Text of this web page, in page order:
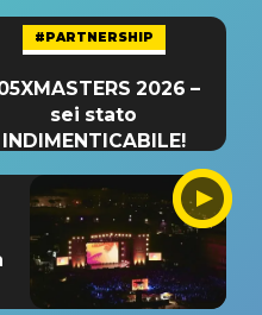
#PARTNERSHIP
2026 –
sei stato
INDIMENTICABILE!